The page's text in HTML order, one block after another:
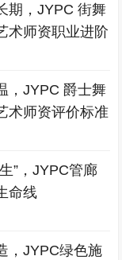
期，JYPC 街舞
术师资职业进阶
，JYPC 爵士舞
术师资评价标准
”，JYPC管廊
命线
，JYPC绿色施